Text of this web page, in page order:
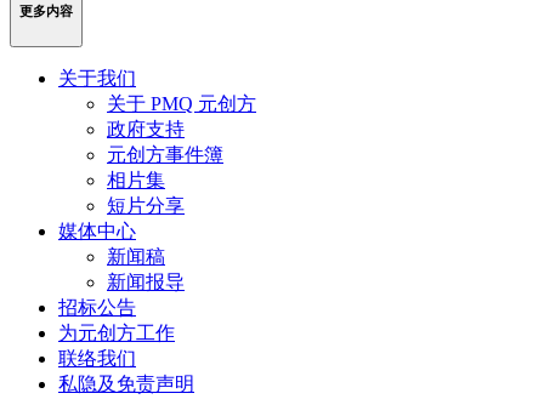
更多内容
关于我们
关于 PMQ 元创方
政府支持
元创方事件簿
相片集
短片分享
媒体中心
新闻稿
新闻报导
招标公告
为元创方工作
联络我们
私隐及免责声明